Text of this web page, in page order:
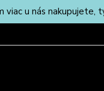
viac u nás nakupujete,